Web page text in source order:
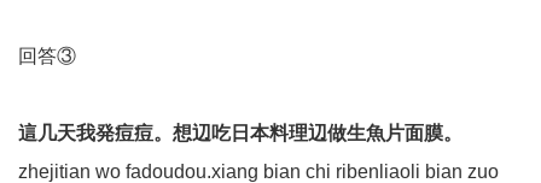
回答③
這几天我発痘痘。想辺吃日本料理辺做生魚片面膜。
zhejitian wo fadoudou.xiang bian chi ribenliaoli bian zuo